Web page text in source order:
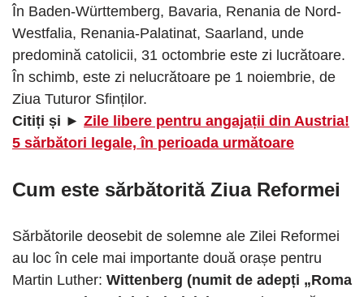
În Baden-Württemberg, Bavaria, Renania de Nord-
Westfalia, Renania-Palatinat, Saarland, unde
predomină catolicii, 31 octombrie este zi lucrătoare.
În schimb, este zi nelucrătoare pe 1 noiembrie, de
Ziua Tuturor Sfinților.
Citiți și ► Zile libere pentru angajații din Austria!
5 sărbători legale, în perioada următoare
Cum este sărbătorită Ziua Reformei
Sărbătorile deosebit de solemne ale Zilei Reformei
au loc în cele mai importante două orașe pentru
Martin Luther: Wittenberg (numit de adepți „Roma